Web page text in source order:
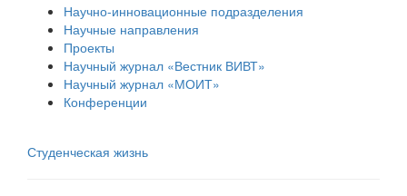
Научно-инновационные подразделения
Научные направления
Проекты
Научный журнал «Вестник ВИВТ»
Научный журнал «МОИТ»
Конференции
Студенческая жизнь